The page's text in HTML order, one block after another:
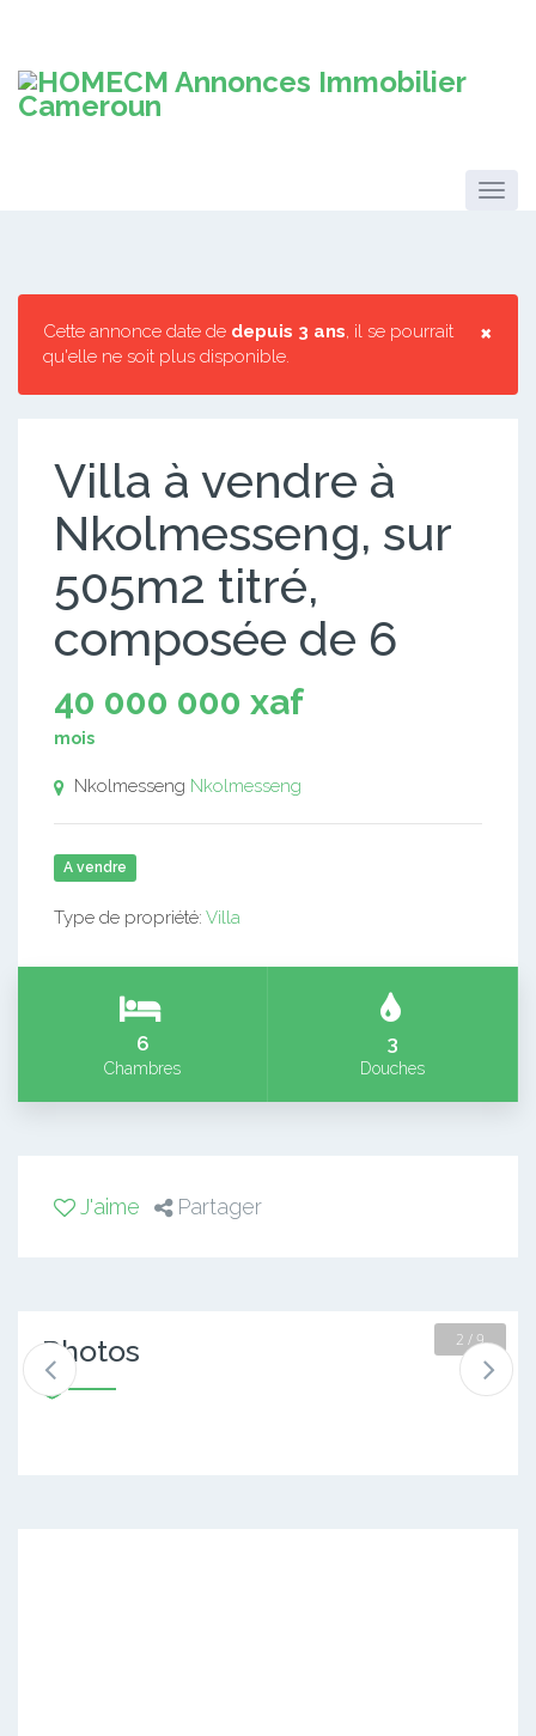
×
Cette annonce date de depuis 3 ans, il se pourrait
qu'elle ne soit plus disponible.
Villa à vendre à
Nkolmesseng, sur
505m2 titré,
composée de 6
40 000 000 xaf
mois
Nkolmesseng Nkolmesseng
A vendre
Type de propriété: Villa
6
Chambres
3
Douches
J'aime Partager
Photos 2 / 9